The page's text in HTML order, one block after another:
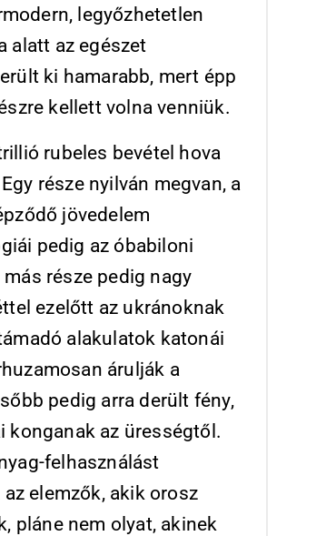
legyőzhetetlen
alatt az egészet
ki hamarabb, mert épp
kellett volna venniük.
rubeles bevétel hova
része nyilván megvan, a
jövedelem
pedig az óbabiloni
része pedig nagy
ezelőtt az ukránoknak
alakulatok katonái
árulják a
pedig arra derült fény,
konganak az ürességtől.
felhasználást
elemzők, akik orosz
pláne nem olyat, akinek